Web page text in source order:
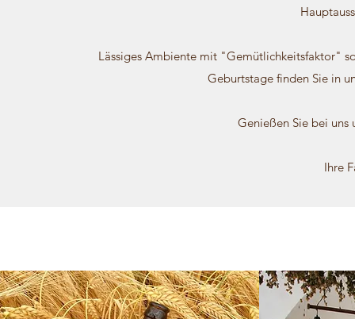
Lässiges Ambiente mit "Gemütlichkeitsfaktor"
Geburtstage finden Sie in
Genießen Sie bei uns
Ihre